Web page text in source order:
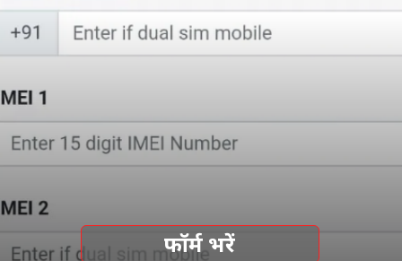
फॉर्म भरें